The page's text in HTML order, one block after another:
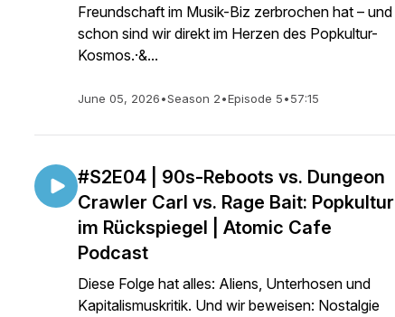
Freundschaft im Musik-Biz zerbrochen hat – und
schon sind wir direkt im Herzen des Popkultur-
Kosmos.·&...
June 05, 2026•Season 2•Episode 5•57:15
#S2E04 | 90s-Reboots vs. Dungeon
Crawler Carl vs. Rage Bait: Popkultur
im Rückspiegel | Atomic Cafe
Podcast
Diese Folge hat alles: Aliens, Unterhosen und
Kapitalismuskritik. Und wir beweisen: Nostalgie